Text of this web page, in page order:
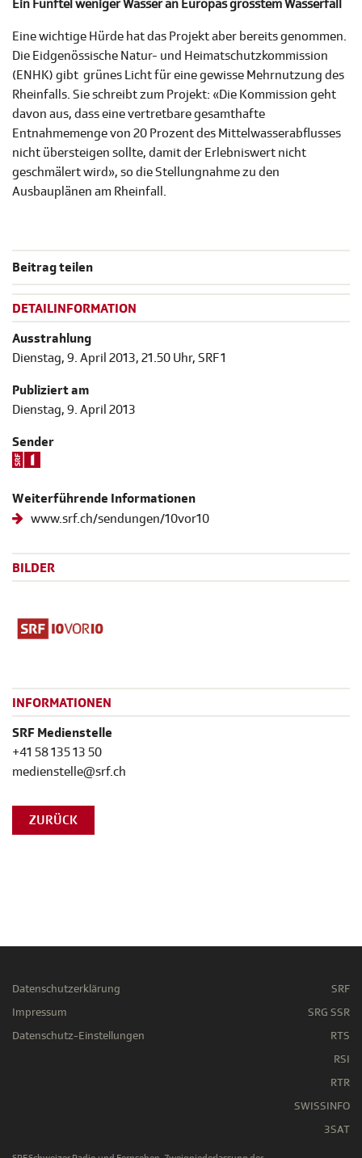
Ein Fünftel weniger Wasser an Europas grösstem Wasserfall
Eine wichtige Hürde hat das Projekt aber bereits genommen.
Die Eidgenössische Natur- und Heimatschutzkommission
(ENHK) gibt grünes Licht für eine gewisse Mehrnutzung des
Rheinfalls. Sie schreibt zum Projekt: «Die Kommission geht
davon aus, dass eine vertretbare gesamthafte
Entnahmemenge von 20 Prozent des Mittelwasserabflusses
nicht übersteigen sollte, damit der Erlebniswert nicht
geschmälert wird», so die Stellungnahme zu den
Ausbauplänen am Rheinfall.
Beitrag teilen
DETAILINFORMATION
Ausstrahlung
Dienstag, 9. April 2013, 21.50 Uhr, SRF 1
Publiziert am
Dienstag, 9. April 2013
Sender
Weiterführende Informationen
www.srf.ch/sendungen/10vor10
BILDER
INFORMATIONEN
SRF Medienstelle
+41 58 135 13 50
medienstelle@srf.ch
ZURÜCK
Datenschutzerklärung
Impressum
Datenschutz-Einstellungen
SRF
SRG SSR
RTS
RSI
RTR
SWISSINFO
3SAT